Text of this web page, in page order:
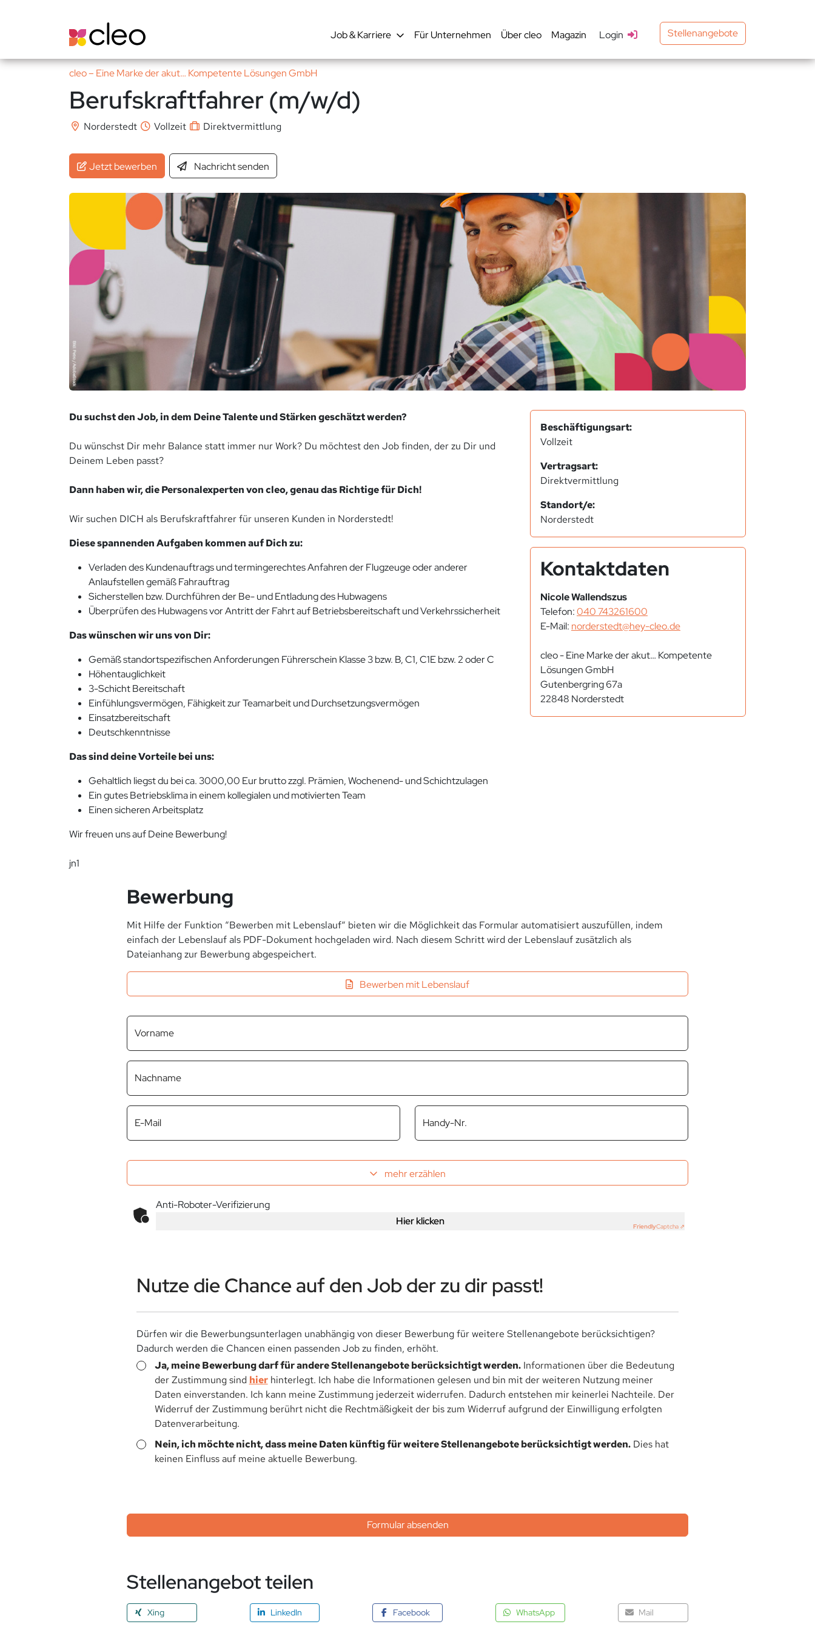
Job & Karriere Für Unternehmen Über cleo Magazin Login Stellenangebote
cleo – Eine Marke der akut… Kompetente Lösungen GmbH
Berufskraftfahrer (m/w/d)
Norderstedt Vollzeit Direktvermittlung
Jetzt bewerben Nachrichtsenden
Du suchst den Job, in dem Deine Talente und Stärken geschätzt werden?
Du wünschst Dir mehr Balance statt immer nur Work? Du möchtest den Job finden, der zu Dir und
Deinem Leben passt?
Dann haben wir, die Personalexperten von cleo, genau das Richtige für Dich!
Wir suchen DICH als Berufskraftfahrer für unseren Kunden in Norderstedt!
Diese spannenden Aufgaben kommen auf Dich zu:
Verladen des Kundenauftrags und termingerechtes Anfahren der Flugzeuge oder anderer
Anlaufstellen gemäß Fahrauftrag
Sicherstellen bzw. Durchführen der Be- und Entladung des Hubwagens
Überprüfen des Hubwagens vor Antritt der Fahrt auf Betriebsbereitschaft und Verkehrssicherheit
Das wünschen wir uns von Dir:
Gemäß standortspezifischen Anforderungen Führerschein Klasse 3 bzw. B, C1, C1E bzw. 2 oder C
Höhentauglichkeit
3-Schicht Bereitschaft
Einfühlungsvermögen, Fähigkeit zur Teamarbeit und Durchsetzungsvermögen
Einsatzbereitschaft
Deutschkenntnisse
Das sind deine Vorteile bei uns:
Gehaltlich liegst du bei ca. 3000,00 Eur brutto zzgl. Prämien, Wochenend- und Schichtzulagen
Ein gutes Betriebsklima in einem kollegialen und motivierten Team
Einen sicheren Arbeitsplatz
Wir freuen uns auf Deine Bewerbung!
jn1
Beschäftigungsart:
Vollzeit
Vertragsart:
Direktvermittlung
Standort/e:
Norderstedt
Kontaktdaten
Nicole Wallendszus
Telefon:040 743261600
E-Mail: norderstedt@hey-cleo.de
cleo - Eine Marke der akut… Kompetente
Lösungen GmbH
Gutenbergring 67a
22848 Norderstedt
Bewerbung
Mit Hilfe der Funktion “Bewerben mit Lebenslauf“ bieten wir die Möglichkeit das Formular automatisiert auszufüllen, indem
einfach der Lebenslauf als PDF-Dokument hochgeladen wird. Nach diesem Schritt wird der Lebenslauf zusätzlich als
Dateianhang zur Bewerbung abgespeichert.
Bewerben mit Lebenslauf
Vorname
Nachname
E-Mail Handy-Nr.
mehr erzählen
Anti-Roboter-Verifizierung
Hier klicken
FriendlyCaptcha ⇗
Nutze die Chance auf den Job der zu dir passt!
Dürfen wir die Bewerbungsunterlagen unabhängig von dieser Bewerbung für weitere Stellenangebote berücksichtigen?
Dadurch werden die Chancen einen passenden Job zu finden, erhöht.
Ja, meine Bewerbung darf für andere Stellenangebote berücksichtigt werden.Informationen über die Bedeutung
der Zustimmung sind hierhinterlegt. Ich habe die Informationen gelesen und bin mit der weiteren Nutzung meiner
Daten einverstanden. Ich kann meine Zustimmung jederzeit widerrufen. Dadurch entstehen mir keinerlei Nachteile. Der
Widerruf der Zustimmung berührt nicht die Rechtmäßigkeit der bis zum Widerruf aufgrund der Einwilligung erfolgten
Datenverarbeitung.
Nein, ich möchte nicht, dass meine Daten künftig für weitere Stellenangebote berücksichtigt werden.Dies hat
keinen Einfluss auf meine aktuelle Bewerbung.
Formular absenden
Stellenangebot teilen
Xing LinkedIn Facebook WhatsApp Mail